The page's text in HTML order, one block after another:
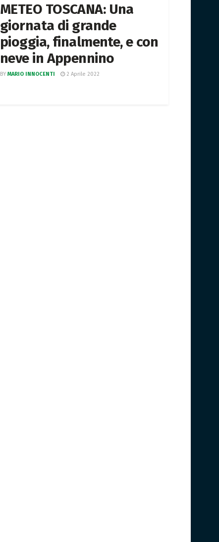
METEO TOSCANA: Una
giornata di grande
pioggia, finalmente, e con
neve in Appennino
BY MARIO INNOCENTI 2 Aprile 2022